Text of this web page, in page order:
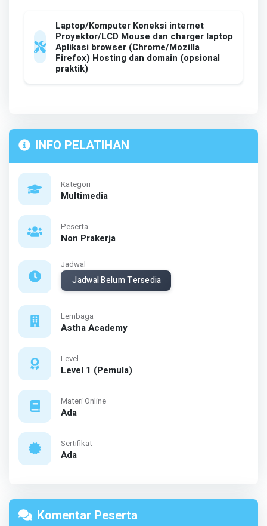
Laptop/Komputer Koneksi internet
Proyektor/LCD Mouse dan charger laptop
Aplikasi browser (Chrome/Mozilla
Firefox) Hosting dan domain (opsional
praktik)
INFO PELATIHAN
Kategori
Multimedia
Peserta
Non Prakerja
Jadwal
Jadwal Belum Tersedia
Lembaga
Astha Academy
Level
Level 1 (Pemula)
Materi Online
Ada
Sertifikat
Ada
Komentar Peserta